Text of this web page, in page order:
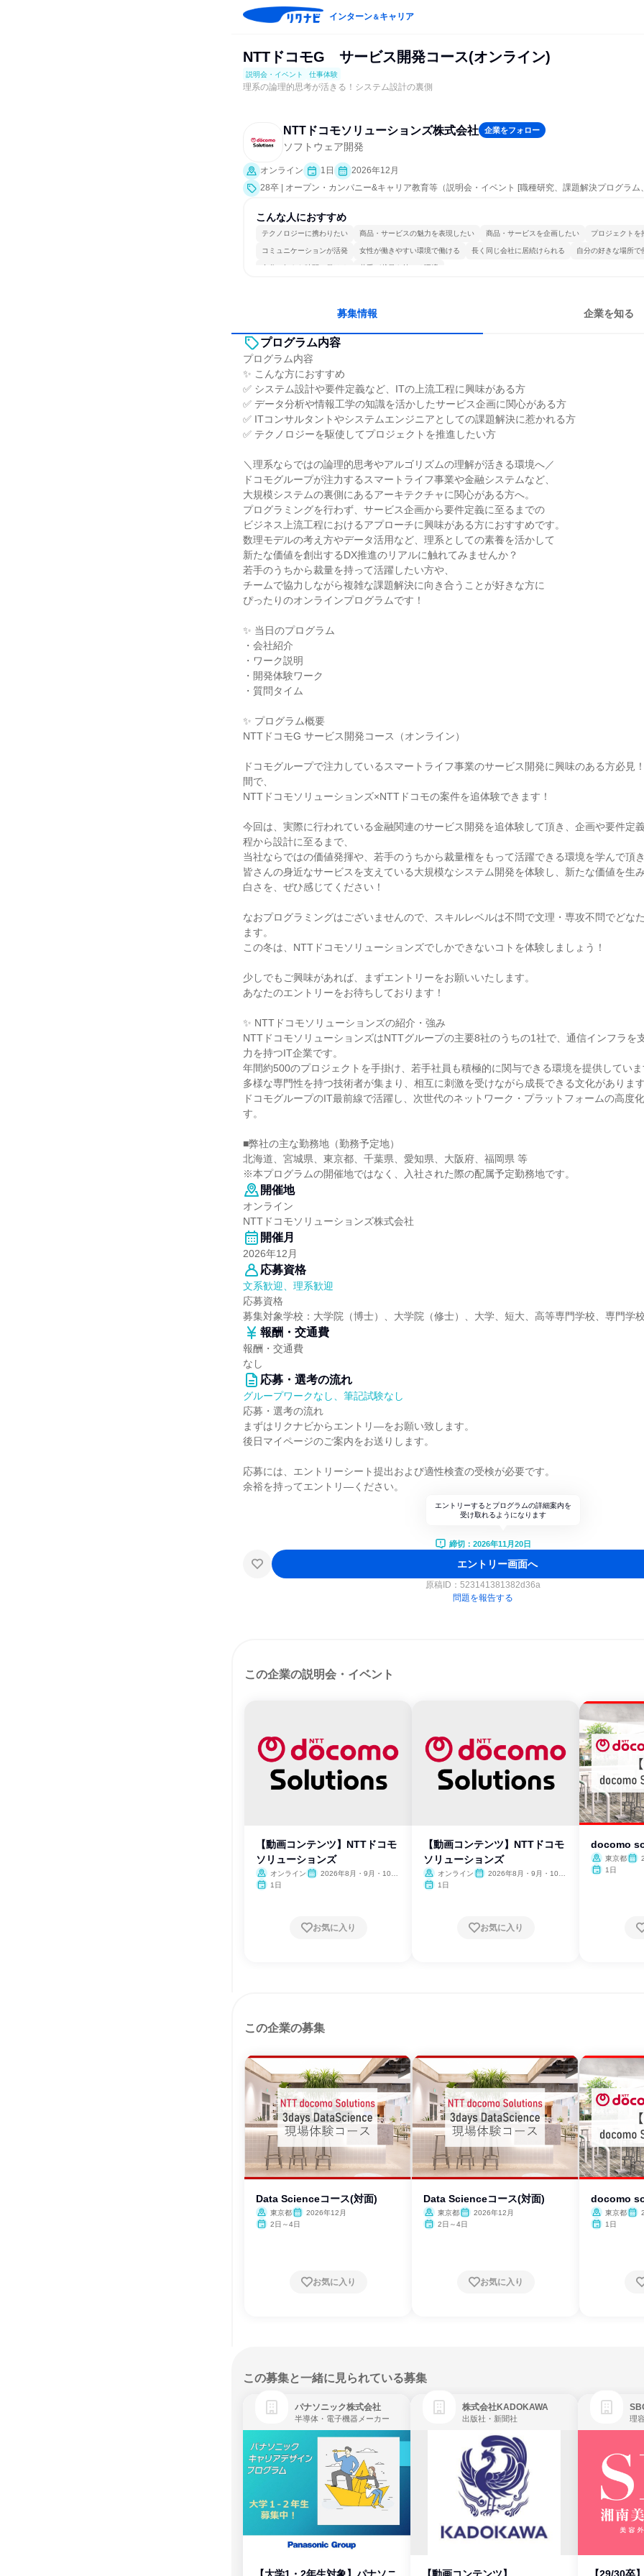
インターン＆キャリア
NTTドコモG サービス開発コース(オンライン)
説明会・イベント 仕事体験
理系の論理的思考が活きる！システム設計の裏側
NTTドコモソリューションズ株式会社 企業をフォロー
ソフトウェア開発
オンライン 1日
2026年12月
28卒 | オープン・カンパニー&キャリア教育等（説明会・イベント [職種研究、課題解決プログラム
こんな人におすすめ
テクノロジーに携わりたい 商品・サービスの魅力を表現したい 商品・サービスを企画したい プロジェクトを
コミュニケーションが活発 女性が働きやすい環境で働ける 長く同じ会社に居続けられる 自分の好きな場所で
自分の好きな時間で働ける 若手が裁量を持てる環境
募集情報 企業を知る
プログラム内容
プログラム内容
✨ こんな方におすすめ
✅ システム設計や要件定義など、ITの上流工程に興味がある方
✅ データ分析や情報工学の知識を活かしたサービス企画に関心がある方
✅ ITコンサルタントやシステムエンジニアとしての課題解決に惹かれる方
✅ テクノロジーを駆使してプロジェクトを推進したい方
＼理系ならではの論理的思考やアルゴリズムの理解が活きる環境へ／
ドコモグループが注力するスマートライフ事業や金融システムなど、
大規模システムの裏側にあるアーキテクチャに関心がある方へ。
プログラミングを行わず、サービス企画から要件定義に至るまでの
ビジネス上流工程におけるアプローチに興味がある方におすすめです。
数理モデルの考え方やデータ活用など、理系としての素養を活かして
新たな価値を創出するDX推進のリアルに触れてみませんか？
若手のうちから裁量を持って活躍したい方や、
チームで協力しながら複雑な課題解決に向き合うことが好きな方に
ぴったりのオンラインプログラムです！
✨ 当日のプログラム
・会社紹介
・ワーク説明
・開発体験ワーク
・質問タイム
✨ プログラム概要
NTTドコモG サービス開発コース（オンライン）
ドコモグループで注力しているスマートライフ事業のサービス開発に興味のある方必見
間で、
NTTドコモソリューションズ×NTTドコモの案件を追体験できます！
今回は、実際に行われている金融関連のサービス開発を追体験して頂き、企画や要件定
程から設計に至るまで、
当社ならではの価値発揮や、若手のうちから裁量権をもって活躍できる環境を学んで頂
皆さんの身近なサービスを支えている大規模なシステム開発を体験し、新たな価値を生
白さを、ぜひ感じてください！
なおプログラミングはございませんので、スキルレベルは不問で文理・専攻不問でどな
ます。
この冬は、NTTドコモソリューションズでしかできないコトを体験しましょう！
少しでもご興味があれば、まずエントリーをお願いいたします。
あなたのエントリーをお待ちしております！
✨ NTTドコモソリューションズの紹介・強み
NTTドコモソリューションズはNTTグループの主要8社のうちの1社で、通信インフラを
力を持つIT企業です。
年間約500のプロジェクトを手掛け、若手社員も積極的に関与できる環境を提供してい
多様な専門性を持つ技術者が集まり、相互に刺激を受けながら成長できる文化がありま
ドコモグループのIT最前線で活躍し、次世代のネットワーク・プラットフォームの高度
す。
■弊社の主な勤務地（勤務予定地）
北海道、宮城県、東京都、千葉県、愛知県、大阪府、福岡県 等
※本プログラムの開催地ではなく、入社された際の配属予定勤務地です。
開催地
オンライン
NTTドコモソリューションズ株式会社
開催月
2026年12月
応募資格
文系歓迎、理系歓迎
応募資格
募集対象学校：大学院（博士）、大学院（修士）、大学、短大、高等専門学校、専門学
報酬・交通費
報酬・交通費
なし
応募・選考の流れ
グループワークなし、筆記試験なし
応募・選考の流れ
まずはリクナビからエントリ―をお願い致します。
後日マイページのご案内をお送りします。
応募には、エントリーシート提出および適性検査の受検が必要です。
余裕を持ってエントリ―ください。
エントリーするとプログラムの詳細案内を
受け取れるようになります
締切：2026年11月20日
エントリー画面へ
原稿ID： 523141381382d36a
問題を報告する
この企業の説明会・イベント
【動画コンテンツ】NTTドコモ
ソリューションズ
オンライン
2026年8月・9月・10
1日
お気に入り
【動画コンテンツ】NTTドコモ
ソリューションズ
オンライン
2026年8月・9月・10
1日
お気に入り
docomo
東京都
1日
この企業の募集
Data Scienceコース(対面)
東京都
2026年12月
2日～4日
お気に入り
Data Scienceコース(対面)
東京都
2026年12月
2日～4日
お気に入り
docomo
東京都
1日
この募集と一緒に見られている募集
パナソニック株式会社
半導体・電子機器メーカー
株式会社KADOKAWA
出版社・新聞社